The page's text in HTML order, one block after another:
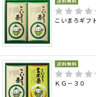
こいまろギフ
ＫＧ－３０